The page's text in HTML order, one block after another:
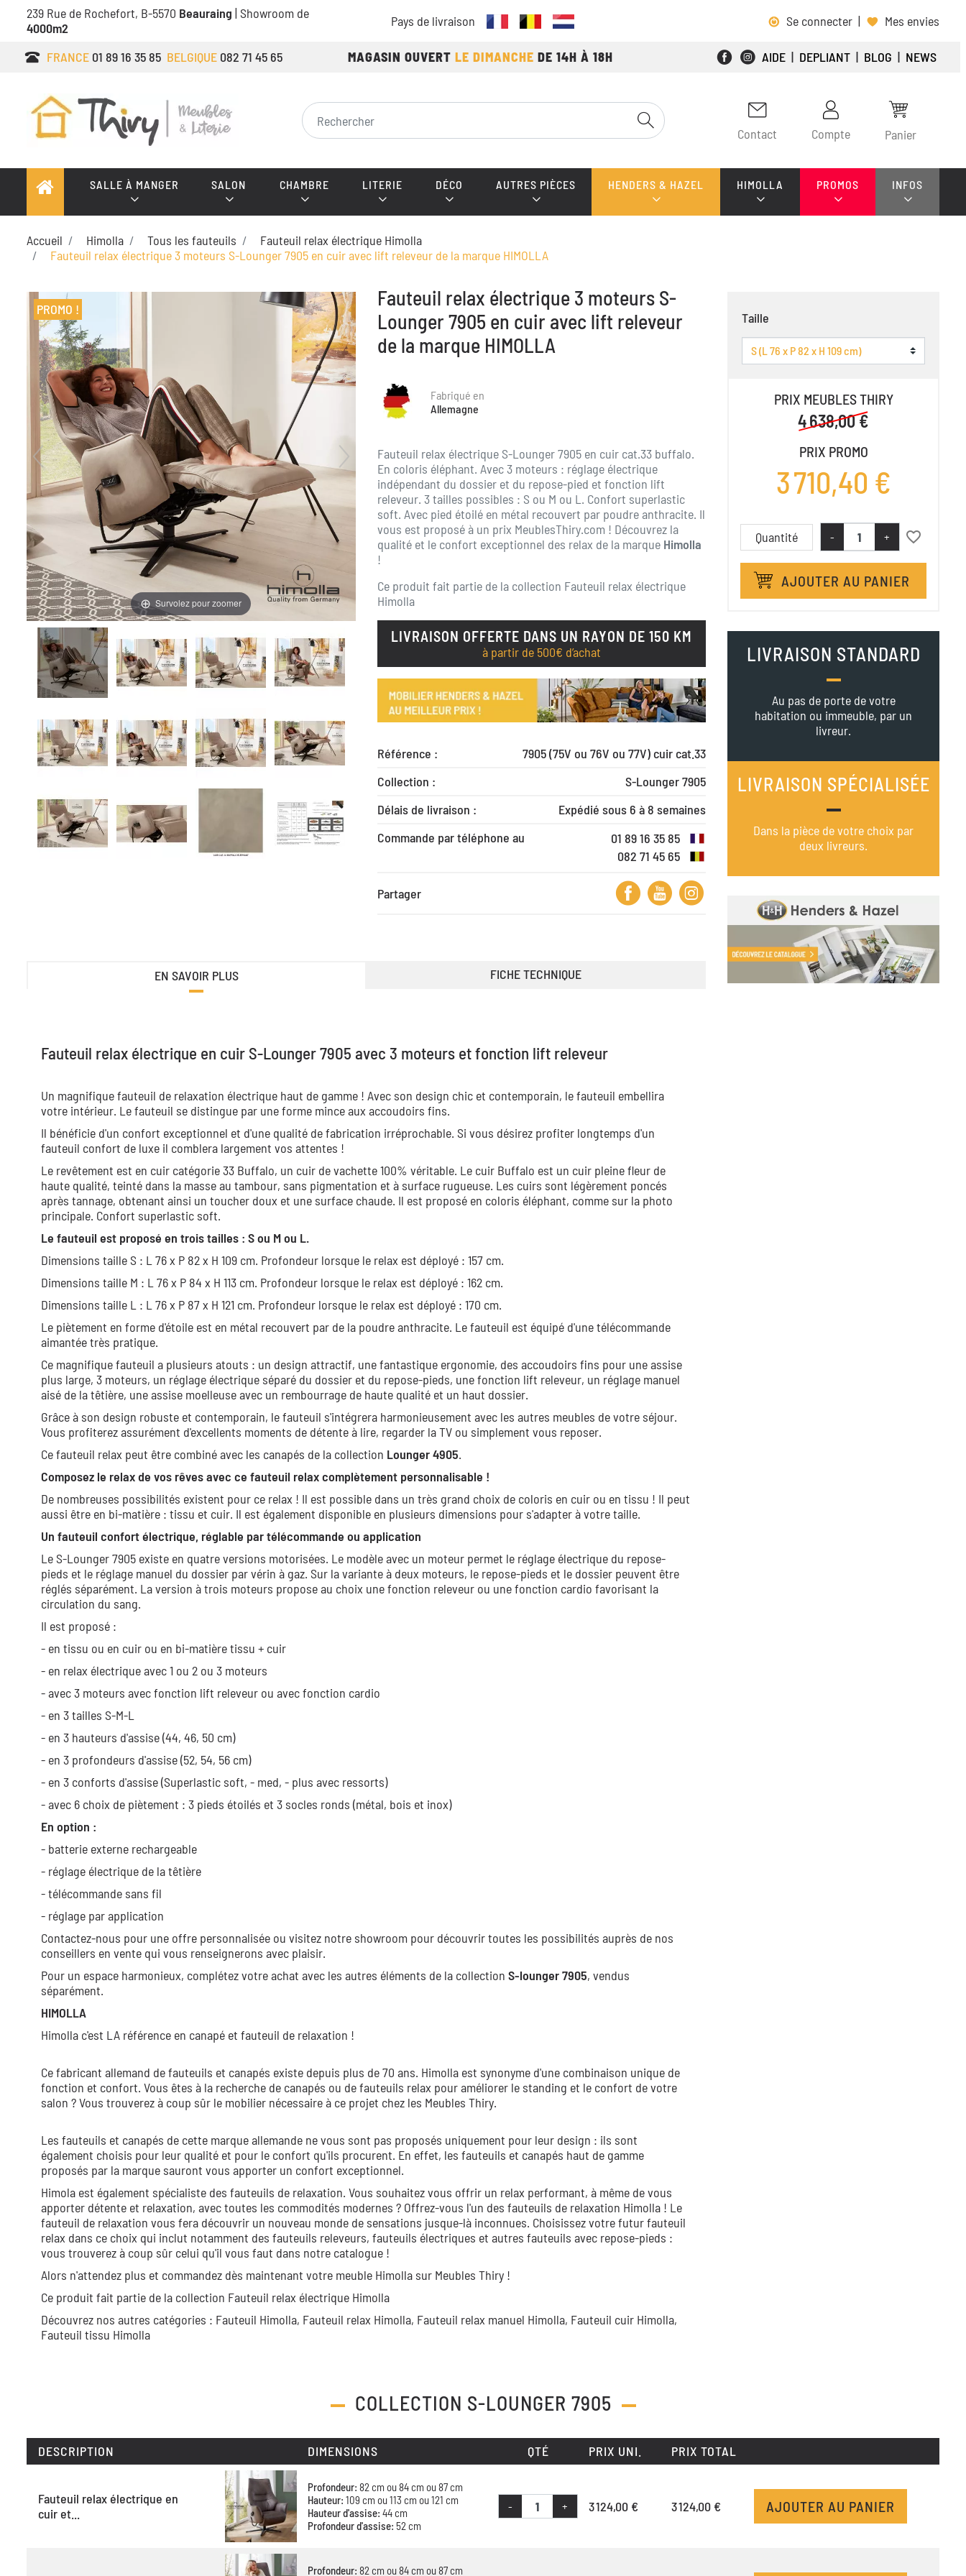
239 Rue de Rochefort, B-5570 Beauraing | Showroom de
4000m2
Pays de livraison Se connecter | Mes envies
FRANCE 01 89 16 35 85 BELGIQUE 082 71 45 65 MAGASIN OUVERT LE DIMANCHE DE 14H À 18H AIDE | DEPLIANT | BLOG | NEWS
Contact Compte Panier
SALLE À MANGER SALON CHAMBRE LITERIE DÉCO AUTRES PIÈCES HENDERS & HAZEL HIMOLLA PROMOS INFOS
Accueil Himolla Tous les fauteuils
Fauteuil relax électrique Himolla
Fauteuil relax électrique 3 moteurs S-Lounger 7905 en cuir avec lift releveur de la marque HIMOLLA
PROMO !
Survolez pour zoomer
Fauteuil relax électrique 3 moteurs S-
Lounger 7905 en cuir avec lift releveur
de la marque HIMOLLA
Fabriqué en
Allemagne
Fauteuil relax électrique S-Lounger 7905 en cuir cat.33 buffalo.
En coloris éléphant. Avec 3 moteurs : réglage électrique
indépendant du dossier et du repose-pied et fonction lift
releveur. 3 tailles possibles : S ou M ou L. Confort superlastic
soft. Avec pied étoilé en métal recouvert par poudre anthracite. Il
vous est proposé à un prix MeublesThiry.com ! Découvrez la
qualité et le confort exceptionnel des relax de la marque Himolla
!
Ce produit fait partie de la collection Fauteuil relax électrique
Himolla
LIVRAISON OFFERTE DANS UN RAYON DE 150 KM
à partir de 500€ d’achat
Référence :
7905 (75V ou 76V ou 77V) cuir cat.33
Collection :
S-Lounger 7905
Délais de livraison :
Expédié sous 6 à 8 semaines
Commande par téléphone au
01 89 16 35 85
082 71 45 65
Partager
EN SAVOIR PLUS FICHE TECHNIQUE
Fauteuil relax électrique en cuir S-Lounger 7905 avec 3 moteurs et fonction lift releveur
Un magnifique fauteuil de relaxation électrique haut de gamme ! Avec son design chic et contemporain, le fauteuil embellira
votre intérieur. Le fauteuil se distingue par une forme mince aux accoudoirs fins.
Il bénéficie d'un confort exceptionnel et d'une qualité de fabrication irréprochable. Si vous désirez profiter longtemps d'un
fauteuil confort de luxe il comblera largement vos attentes !
Le revêtement est en cuir catégorie 33 Buffalo, un cuir de vachette 100% véritable. Le cuir Buffalo est un cuir pleine fleur de
haute qualité, teinté dans la masse au tambour, sans pigmentation et à surface rugueuse. Les cuirs sont légèrement poncés
après tannage, obtenant ainsi un toucher doux et une surface chaude. Il est proposé en coloris éléphant, comme sur la photo
principale. Confort superlastic soft.
Le fauteuil est proposé en trois tailles : S ou M ou L.
Dimensions taille S : L 76 x P 82 x H 109 cm. Profondeur lorsque le relax est déployé : 157 cm.
Dimensions taille M : L 76 x P 84 x H 113 cm. Profondeur lorsque le relax est déployé : 162 cm.
Dimensions taille L : L 76 x P 87 x H 121 cm. Profondeur lorsque le relax est déployé : 170 cm.
Le piètement en forme d'étoile est en métal recouvert par de la poudre anthracite. Le fauteuil est équipé d'une télécommande
aimantée très pratique.
Ce magnifique fauteuil a plusieurs atouts : un design attractif, une fantastique ergonomie, des accoudoirs fins pour une assise
plus large, 3 moteurs, un réglage électrique séparé du dossier et du repose-pieds, une fonction lift releveur, un réglage manuel
aisé de la têtière, une assise moelleuse avec un rembourrage de haute qualité et un haut dossier.
Grâce à son design robuste et contemporain, le fauteuil s'intégrera harmonieusement avec les autres meubles de votre séjour.
Vous profiterez assurément d'excellents moments de détente à lire, regarder la TV ou simplement vous reposer.
Ce fauteuil relax peut être combiné avec les canapés de la collection Lounger 4905.
Composez le relax de vos rêves avec ce fauteuil relax complètement personnalisable !
De nombreuses possibilités existent pour ce relax ! Il est possible dans un très grand choix de coloris en cuir ou en tissu ! Il peut
aussi être en bi-matière : tissu et cuir. Il est également disponible en plusieurs dimensions pour s'adapter à votre taille.
Un fauteuil confort électrique, réglable par télécommande ou application
Le S-Lounger 7905 existe en quatre versions motorisées. Le modèle avec un moteur permet le réglage électrique du repose-
pieds et le réglage manuel du dossier par vérin à gaz. Sur la variante à deux moteurs, le repose-pieds et le dossier peuvent être
réglés séparément. La version à trois moteurs propose au choix une fonction releveur ou une fonction cardio favorisant la
circulation du sang.
Il est proposé :
- en tissu ou en cuir ou en bi-matière tissu + cuir
- en relax électrique avec 1 ou 2 ou 3 moteurs
- avec 3 moteurs avec fonction lift releveur ou avec fonction cardio
- en 3 tailles S-M-L
- en 3 hauteurs d'assise (44, 46, 50 cm)
- en 3 profondeurs d'assise (52, 54, 56 cm)
- en 3 conforts d'assise (Superlastic soft, - med, - plus avec ressorts)
- avec 6 choix de piètement : 3 pieds étoilés et 3 socles ronds (métal, bois et inox)
En option :
- batterie externe rechargeable
- réglage électrique de la têtière
- télécommande sans fil
- réglage par application
Contactez-nous pour une offre personnalisée ou visitez notre showroom pour découvrir toutes les possibilités auprès de nos
conseillers en vente qui vous renseignerons avec plaisir.
Pour un espace harmonieux, complétez votre achat avec les autres éléments de la collection S-lounger 7905, vendus
séparément.
HIMOLLA
Himolla c'est LA référence en canapé et fauteuil de relaxation !
Ce fabricant allemand de fauteuils et canapés existe depuis plus de 70 ans. Himolla est synonyme d'une combinaison unique de
fonction et confort. Vous êtes à la recherche de canapés ou de fauteuils relax pour améliorer le standing et le confort de votre
salon ? Vous trouverez à coup sûr le mobilier nécessaire à ce projet chez les Meubles Thiry.
Les fauteuils et canapés de cette marque allemande ne vous sont pas proposés uniquement pour leur design : ils sont
également choisis pour leur qualité et pour le confort qu'ils procurent. En effet, les fauteuils et canapés haut de gamme
proposés par la marque sauront vous apporter un confort exceptionnel.
Himola est également spécialiste des fauteuils de relaxation. Vous souhaitez vous offrir un relax performant, à même de vous
apporter détente et relaxation, avec toutes les commodités modernes ? Offrez-vous l'un des fauteuils de relaxation Himolla ! Le
fauteuil de relaxation vous fera découvrir un nouveau monde de sensations jusque-là inconnues. Choisissez votre futur fauteuil
relax dans ce choix qui inclut notamment des fauteuils releveurs, fauteuils électriques et autres fauteuils avec repose-pieds :
vous trouverez à coup sûr celui qu'il vous faut dans notre catalogue !
Alors n'attendez plus et commandez dès maintenant votre meuble Himolla sur Meubles Thiry !
Ce produit fait partie de la collection Fauteuil relax électrique Himolla
Découvrez nos autres catégories : Fauteuil Himolla, Fauteuil relax Himolla, Fauteuil relax manuel Himolla, Fauteuil cuir Himolla,
Fauteuil tissu Himolla
Taille
PRIX MEUBLES THIRY
4 638,00 €
PRIX PROMO
3 710,40 €
Quantité - + favorite_border
AJOUTER AU PANIER
LIVRAISON STANDARD
Au pas de porte de votre
habitation ou immeuble, par un
livreur.
LIVRAISON SPÉCIALISÉE
Dans la pièce de votre choix par
deux livreurs.
COLLECTION S-LOUNGER 7905
DESCRIPTION DIMENSIONS QTÉ PRIX UNI. PRIX TOTAL
Fauteuil relax électrique en
cuir et...
Profondeur: 82 cm ou 84 cm ou 87 cm
Hauteur: 109 cm ou 113 cm ou 121 cm
Hauteur d'assise: 44 cm
Profondeur d'assise: 52 cm
- + 3 124,00 € 3 124,00 € AJOUTER AU PANIER
Profondeur: 82 cm ou 84 cm ou 87 cm